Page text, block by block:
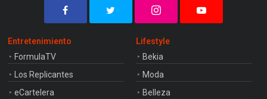
Entretenimiento
FormulaTV
Los Replicantes
eCartelera
Lifestyle
Bekia
Moda
Belleza